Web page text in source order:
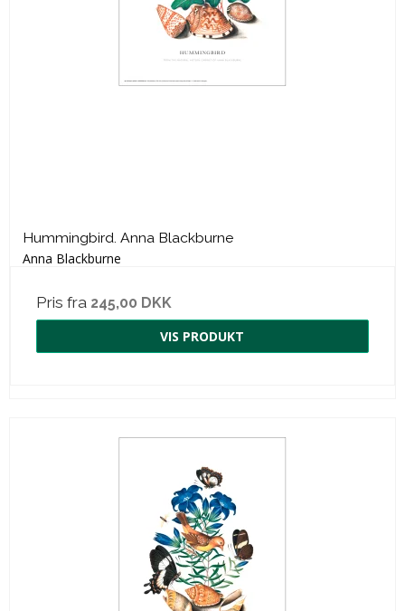
Hummingbird. Anna Blackburne
Anna Blackburne
Pris fra 245,00 DKK
VIS PRODUKT